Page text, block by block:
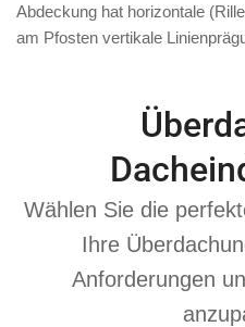
Abdeckung hat horizontale
am Pfosten vertikale
Wählen Sie die
Ihre
Anforderungen